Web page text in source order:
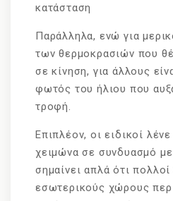
κατάσταση
Παράλληλα, ενώ για
των θερμοκρασιών που
σε κίνηση, για άλλους
φωτός του ήλιου που
τροφή.
Επιπλέον, οι ειδικοί
χειμώνα σε συνδυασμό
σημαίνει απλά ότι
εσωτερικούς χώρους